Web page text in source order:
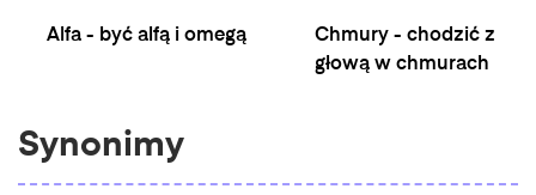
Alfa - być alfą i omegą
Chmury - chodzić z
głową w chmurach
Synonimy